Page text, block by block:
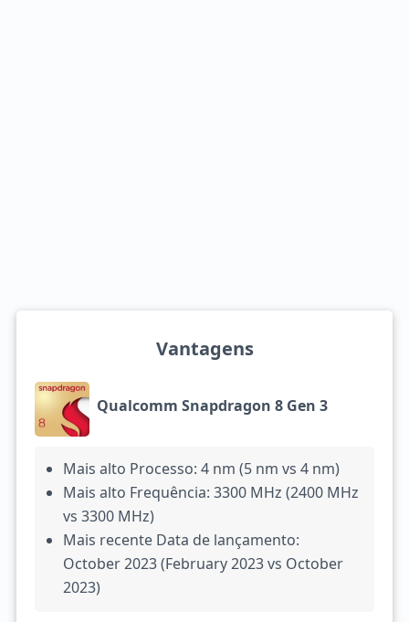
Vantagens
Qualcomm Snapdragon 8 Gen 3
Mais alto Processo: 4 nm (5 nm vs 4 nm)
Mais alto Frequência: 3300 MHz (2400 MHz
vs 3300 MHz)
Mais recente Data de lançamento:
October 2023 (February 2023 vs October
2023)